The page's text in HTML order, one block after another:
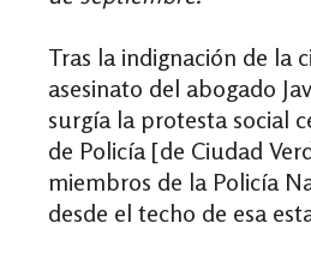
Tras la indignación de la
asesinato del abogado
surgía la protesta social
de Policía [de Ciudad
miembros de la Policía
desde el techo de esa